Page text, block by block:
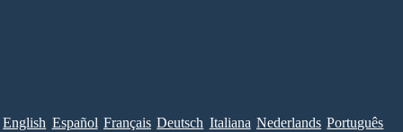
English Español Français Deutsch Italiana Nederlands Português